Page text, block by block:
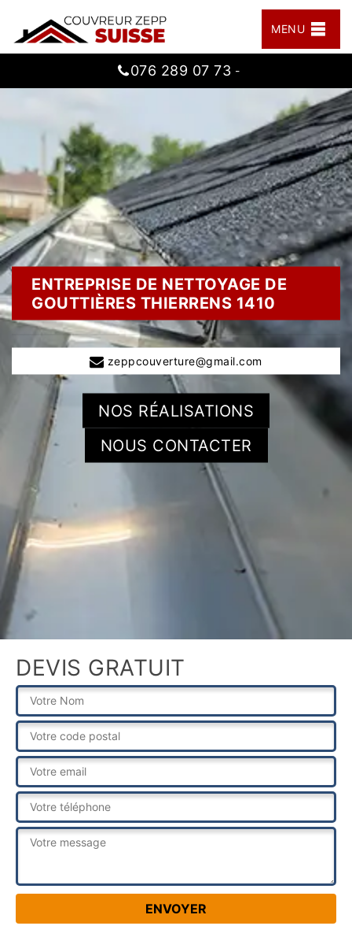
MENU
076 289 07 73 -
ENTREPRISE DE NETTOYAGE DE
GOUTTIÈRES THIERRENS 1410
zeppcouverture@gmail.com
NOS RÉALISATIONS
NOUS CONTACTER
DEVIS GRATUIT